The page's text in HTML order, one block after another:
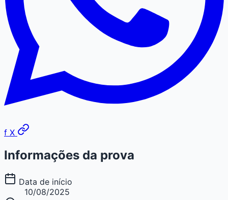
f X
Informações da prova
Data de início
10/08/2025